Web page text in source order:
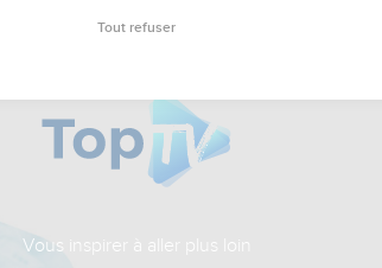
Vous inspirer à aller plus loin
Tout refuser